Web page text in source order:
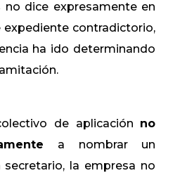
no dice expresamente en
expediente contradictorio,
ha ido determinando
de aplicación no
a nombrar un
la empresa no